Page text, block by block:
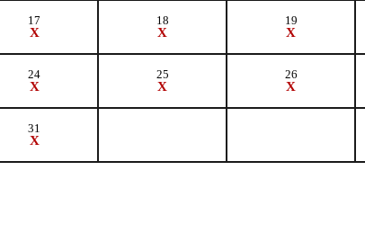
17
X
18
X
19
X
24
X
25
X
26
X
31
X